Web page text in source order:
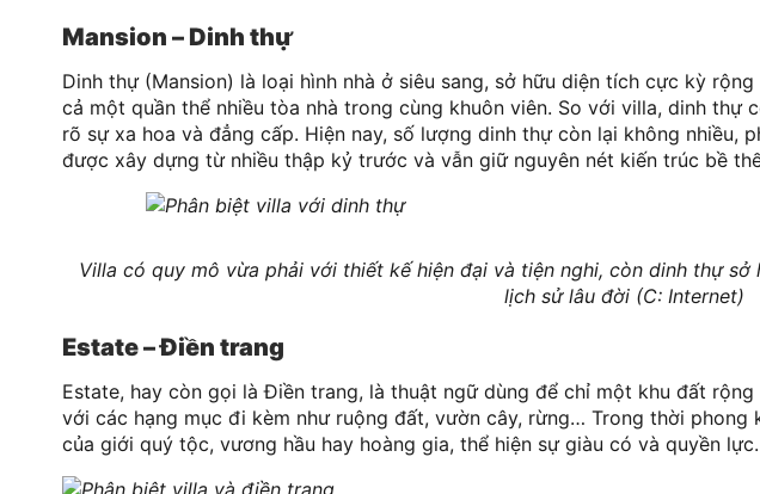
Mansion – Dinh thự
Dinh thự (Mansion) là loại hình nhà ở siêu sang, sở hữu diện tích cực kỳ
cả một quần thể nhiều tòa nhà trong cùng khuôn viên. So với villa, dinh thự
rõ sự xa hoa và đẳng cấp. Hiện nay, số lượng dinh thự còn lại không nhiều,
được xây dựng từ nhiều thập kỷ trước và vẫn giữ nguyên nét kiến trúc bề
Villa có quy mô vừa phải với thiết kế hiện đại và tiện nghi, còn dinh thự
lịch sử lâu đời (C: Internet)
Estate – Điền trang
Estate, hay còn gọi là Điền trang, là thuật ngữ dùng để chỉ một khu đất
với các hạng mục đi kèm như ruộng đất, vườn cây, rừng… Trong thời phong
của giới quý tộc, vương hầu hay hoàng gia, thể hiện sự giàu có và quyền lực.